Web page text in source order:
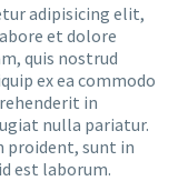
adipisicing elit,
et dolore
quis nostrud
ex ea commodo
in
nulla pariatur.
proident, sunt in
est laborum.